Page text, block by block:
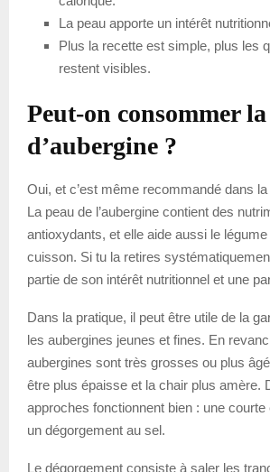
La peau apporte un intérêt
Plus la recette est simple, plus les
restent visibles.
Peut-on consommer
d’aubergine ?
Oui, et c’est même recommandé dans
La peau de l’aubergine contient des
antioxydants, et elle aide aussi le
cuisson. Si tu la retires
partie de son intérêt nutritionnel et une
Dans la pratique, il peut être utile de la
les aubergines jeunes et fines. En
aubergines sont très grosses ou plus
être plus épaisse et la chair plus amère.
approches fonctionnent bien : une
un dégorgement au sel.
Le dégorgement consiste à saler les